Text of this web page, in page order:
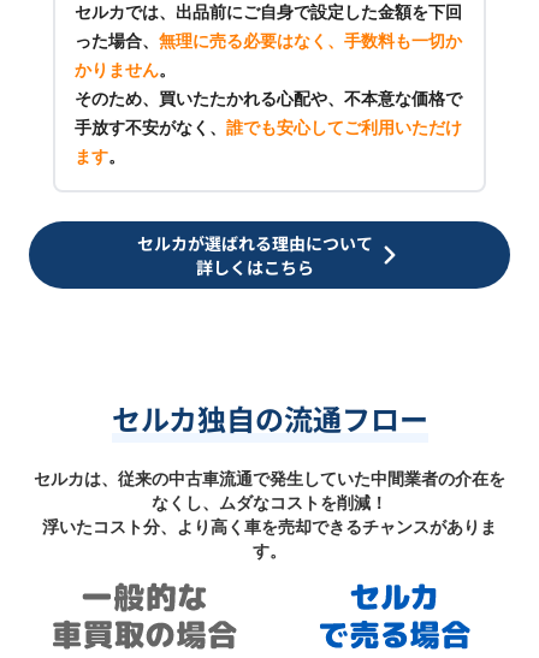
セルカでは、出品前にご自身で設定した金額を下回
った場合、 無理に売る必要はなく、手数料も一切か
かりません。
そのため、買いたたかれる心配や、不本意な価格で
手放す不安がなく、 誰でも安心してご利用いただけ
ます。
セルカが選ばれる理由について
詳しくはこちら
セルカ独自の流通フロー
セルカは、従来の中古車流通で発生していた中間業者の介在を
なくし、ムダなコストを削減！
浮いたコスト分、より高く車を売却できるチャンスがありま
す。